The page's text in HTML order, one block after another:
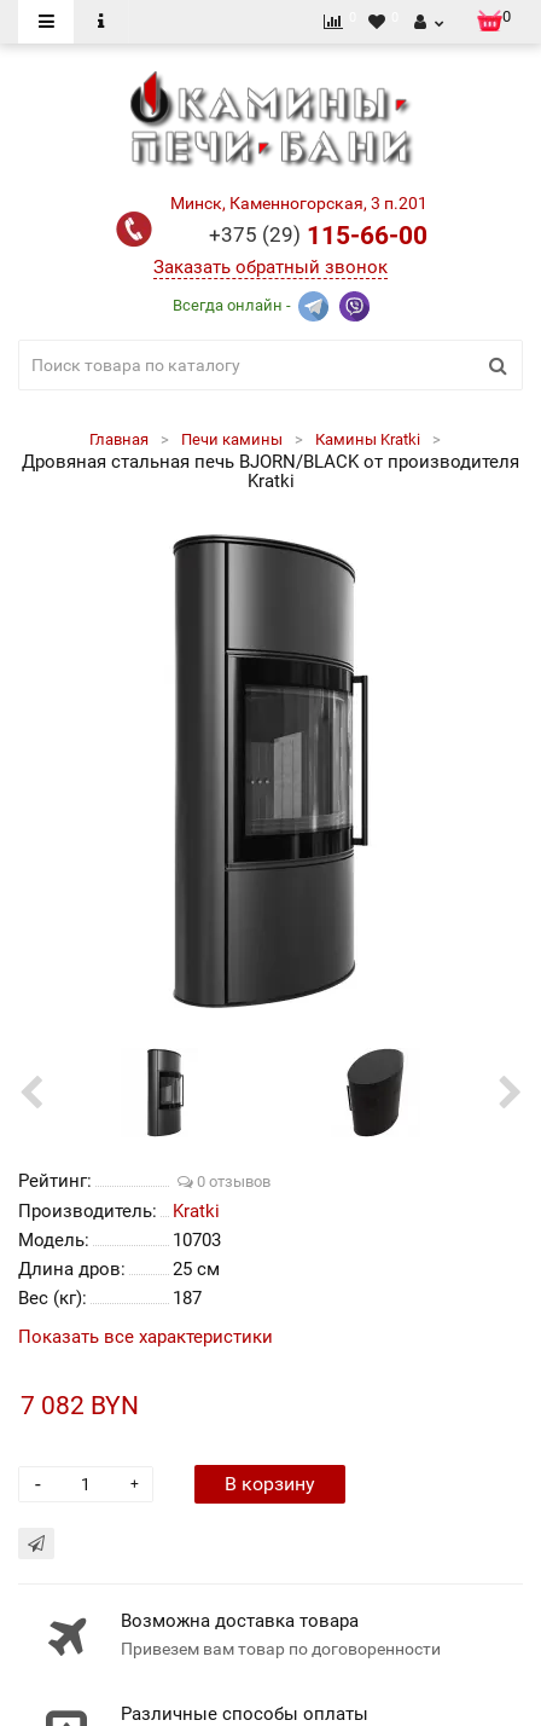
0
Минск, Каменногорская, 3 п.201
+375 (29) 115-66-00
Заказать обратный звонок
Всегда онлайн -
Главная Печи камины Камины Kratki
Дровяная стальная печь BJORN/BLACK от производителя
Kratki
Рейтинг: 0 отзывов
Производитель:
Kratki
Модель:
10703
Длина дров:
25 см
Вес (кг):
187
Показать все характеристики
7 082 BYN
+
- В корзину
Возможна доставка товара
Привезем вам товар по договоренности
Различные способы оплаты